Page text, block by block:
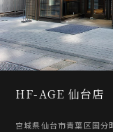
HF-AGE 仙台店
宮城県仙台市青葉区国分